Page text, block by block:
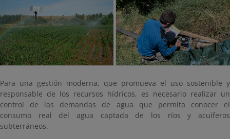
Para una gestión moderna, que promueva el uso sostenible y
responsable de los recursos hídricos, es necesario realizar un
control de las demandas de agua que permita conocer el
consumo real del agua captada de los ríos y acuíferos
subterráneos.